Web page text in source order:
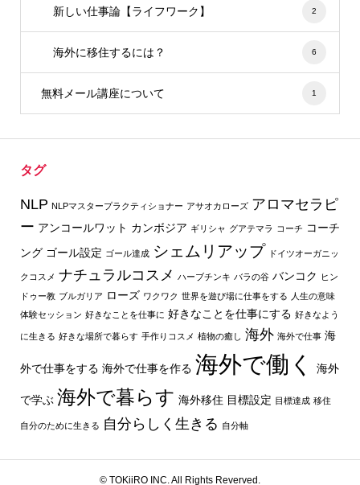
新しい仕事論【ライフワーク】 2
海外に移住するには？ 6
無料メール講座について 1
タグ
NLP NLPマスタープラクティショナー アサオカローズ アロマセラピ
ー アンコールワット カンボジア ギリシャ グアテマラ コーチ コーチ
ング ゴール設定 ゴール達成 シェムリアップ ドイツオーガニッ
クコスメ ナチュラルコスメ ハーブチンキ バラの谷 バンコク
ヒン
ドゥー教 ブルガリア ローズ ワクワク 世界を遊び場に仕事をする
人生の意味
体験セッション 好きなことを仕事に 好きなことを仕事にする 好きなよう
に生きる 好きな場所で暮らす 手作りコスメ 植物の癒し 海外 海外で仕事 海
外で仕事をする 海外で仕事を作る 海外で働く 海外
で学ぶ 海外で暮らす 海外移住 目標設定 目標達成 移住
自分のために生きる 自分らしく生きる 自分軸
© TOKiiRO INC. All Rights Reverved.